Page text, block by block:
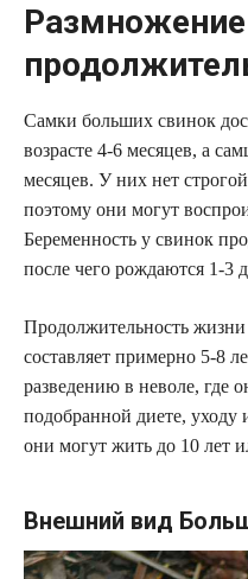
Самки больших свинок
возрасте 4-6 месяцев, а
месяцев. У них нет
поэтому они могут
Беременность у свинок
после чего рождаются 1-3
Продолжительность
составляет примерно 5-8
разведению в неволе, где
подобранной диете,
они могут жить до 10 лет
Внешний вид